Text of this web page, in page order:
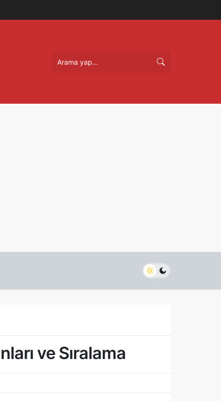
ve Sıralama